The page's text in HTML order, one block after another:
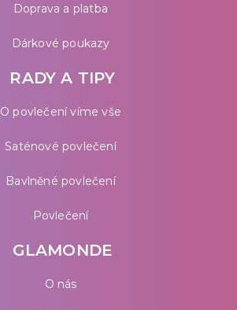
Doprava a platba
Dárkové poukazy
RADY A TIPY
O povlečení víme vše
Saténové povlečení
Bavlněné povlečení
Povlečení
GLAMONDE
O nás